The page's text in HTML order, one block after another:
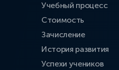
Учебный процесс
Стоимость
Зачисление
История развития
Успехи учеников